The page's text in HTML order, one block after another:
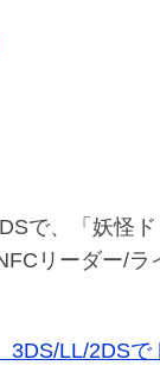
で、「妖怪
リーダー/
3DS/LL/2DS